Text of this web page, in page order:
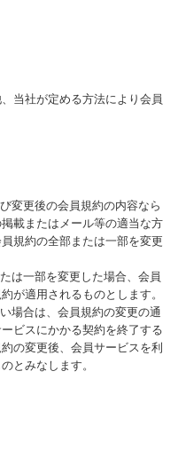
当社が定める方法により会員
変更後の会員規約の内容なら
載またはメール等の適当な方
規約の全部または一部を変更
は一部を変更した場合、会員
が適用されるものとします。
場合は、会員規約の変更の通
ビスにかかる契約を終了する
の変更後、会員サービスを利
とみなします。